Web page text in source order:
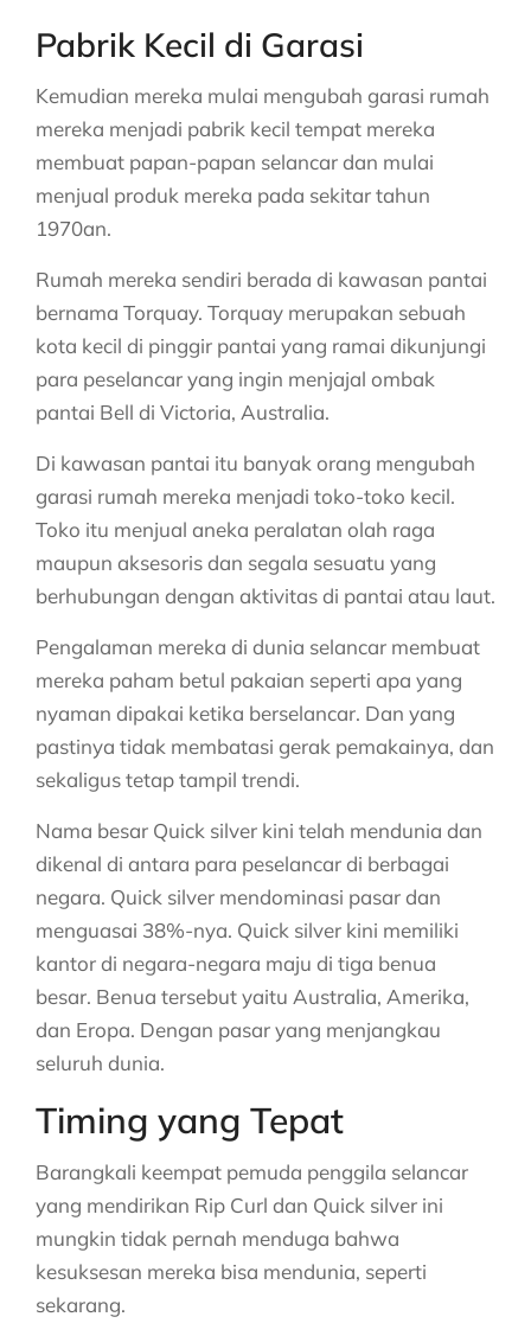
Pabrik Kecil di Garasi
Kemudian mereka mulai mengubah garasi rumah
mereka menjadi pabrik kecil tempat mereka
membuat papan-papan selancar dan mulai
menjual produk mereka pada sekitar tahun
1970an.
Rumah mereka sendiri berada di kawasan pantai
bernama Torquay. Torquay merupakan sebuah
kota kecil di pinggir pantai yang ramai dikunjungi
para peselancar yang ingin menjajal ombak
pantai Bell di Victoria, Australia.
Di kawasan pantai itu banyak orang mengubah
garasi rumah mereka menjadi toko-toko kecil.
Toko itu menjual aneka peralatan olah raga
maupun aksesoris dan segala sesuatu yang
berhubungan dengan aktivitas di pantai atau laut.
Pengalaman mereka di dunia selancar membuat
mereka paham betul pakaian seperti apa yang
nyaman dipakai ketika berselancar. Dan yang
pastinya tidak membatasi gerak pemakainya, dan
sekaligus tetap tampil trendi.
Nama besar Quick silver kini telah mendunia dan
dikenal di antara para peselancar di berbagai
negara. Quick silver mendominasi pasar dan
menguasai 38%-nya. Quick silver kini memiliki
kantor di negara-negara maju di tiga benua
besar. Benua tersebut yaitu Australia, Amerika,
dan Eropa. Dengan pasar yang menjangkau
seluruh dunia.
Timing yang Tepat
Barangkali keempat pemuda penggila selancar
yang mendirikan Rip Curl dan Quick silver ini
mungkin tidak pernah menduga bahwa
kesuksesan mereka bisa mendunia, seperti
sekarang.